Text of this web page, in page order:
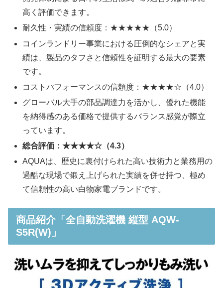
高く評価できます。
耐久性・実績の信頼度：★★★★★（5.0）
コインランドリー事業における圧倒的なシェアと実
績は、製品のタフさと信頼性を証明する最大の要素
です。
コストパフォーマンスの信頼度：★★★★☆（4.0）
グローバル大手の部品調達力を活かし、優れた機能
を納得感のある価格で提供するバランス感覚が際立
っています。
総合評価：★★★★☆（4.3）
AQUAは、歴史に裏付けられた高い技術力と業務用の
過酷な現場で鍛え上げられた実績を併せ持つ、極め
て信頼性の高い白物家電ブランドです。
商品紹介「全自動洗濯機 縦型 AQW-
S5R(W)」